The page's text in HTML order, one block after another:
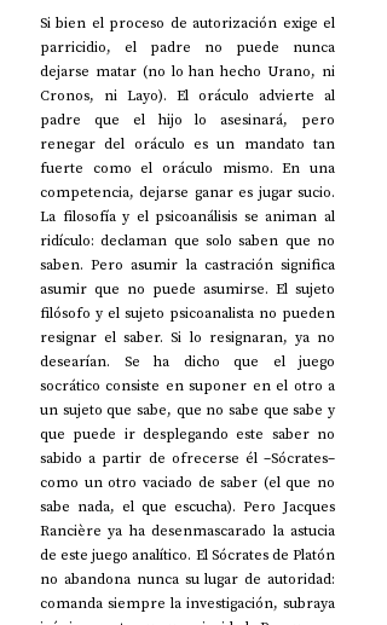
Si bien el proceso de autorización exige el
parricidio, el padre no puede nunca
dejarse matar (no lo han hecho Urano, ni
Cronos, ni Layo). El oráculo advierte al
padre que el hijo lo asesinará, pero
renegar del oráculo es un mandato tan
fuerte como el oráculo mismo. En una
competencia, dejarse ganar es jugar sucio.
La filosofía y el psicoanálisis se animan al
ridículo: declaman que solo saben que no
saben. Pero asumir la castración significa
asumir que no puede asumirse. El sujeto
filósofo y el sujeto psicoanalista no pueden
resignar el saber. Si lo resignaran, ya no
desearían. Se ha dicho que el juego
socrático consiste en suponer en el otro a
un sujeto que sabe, que no sabe que sabe y
que puede ir desplegando este saber no
sabido a partir de ofrecerse él –Sócrates–
como un otro vaciado de saber (el que no
sabe nada, el que escucha). Pero Jacques
Rancière ya ha desenmascarado la astucia
de este juego analítico. El Sócrates de Platón
no abandona nunca su lugar de autoridad:
comanda siempre la investigación, subraya